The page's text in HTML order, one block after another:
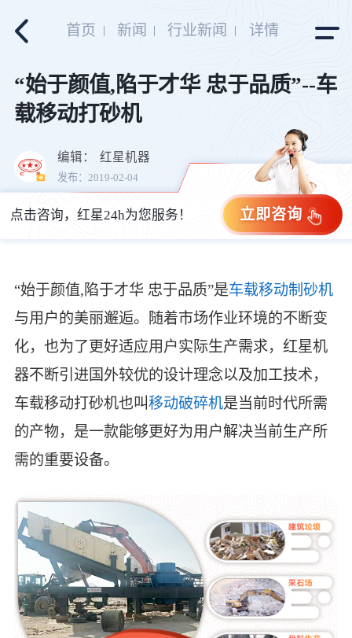
首页 新闻 行业新闻 详情
“始于颜值,陷于才华 忠于品质”--车
载移动打砂机
编辑： 红星机器
发布：2019-02-04
立即咨询
点击咨询，红星24h为您服务！
“始于颜值,陷于才华 忠于品质”是车载移动制砂机
与用户的美丽邂逅。随着市场作业环境的不断变
化，也为了更好适应用户实际生产需求，红星机
器不断引进国外较优的设计理念以及加工技术，
车载移动打砂机也叫移动破碎机是当前时代所需
的产物，是一款能够更好为用户解决当前生产所
需的重要设备。